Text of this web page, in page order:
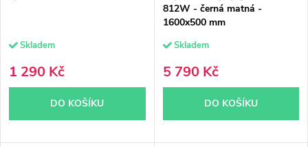
Skladem
1 290 Kč
DO KOŠÍKU
812W - černá matná -
1600x500 mm
Skladem
5 790 Kč
DO KOŠÍKU